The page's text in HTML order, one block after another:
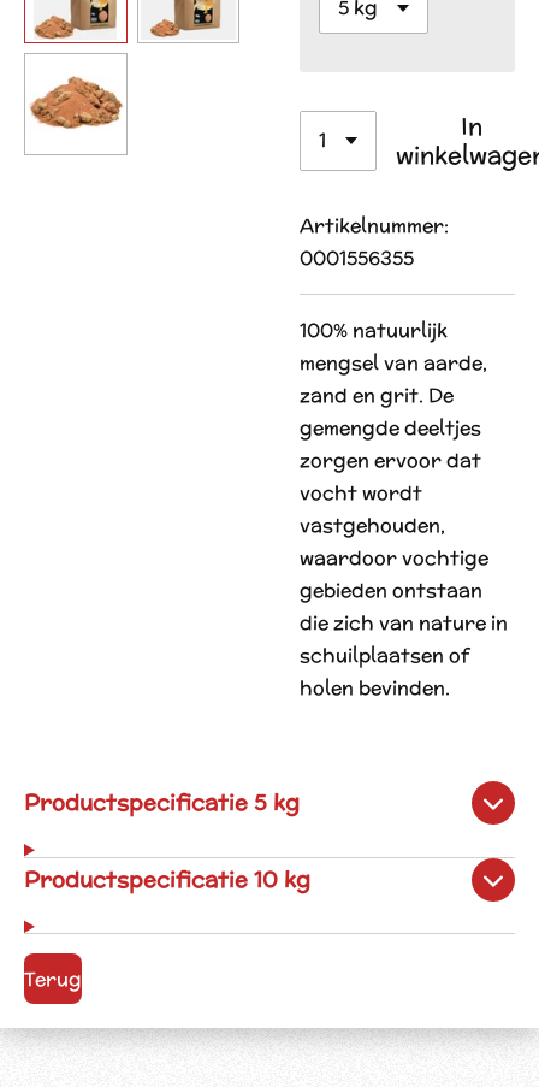
In
Artikelnummer:
0001556355
100% natuurlijk
mengsel van aarde,
zand en grit. De
gemengde deeltjes
zorgen ervoor dat
vocht wordt
vastgehouden,
waardoor vochtige
gebieden ontstaan
die zich van nature in
schuilplaatsen of
holen bevinden.
Productspecificatie 5 kg
Productspecificatie 10 kg
Terug